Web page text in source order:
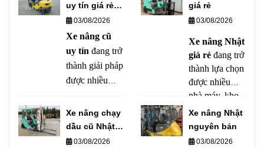
uy tín giá rẻ
tại HCM
03/08/2026
Xe nâng cũ
uy tínđang trở
thành giải pháp
được nhiều
lựa chọn. Thay
vì bỏ ra số tiền
lớn để mua xe
giá rẻ
03/08/2026
Xe nâng Nhật
giá rẻđang trở
thành lựa chọn
được nhiều
nhà máy, kho
bãi và xưởng
sản xuất ưu
tiên. Với chất
Xe nâng chạy
dầu cũ Nhật
giá rẻ
03/08/2026
Xe nâng Nhật
nguyên bản
03/08/2026